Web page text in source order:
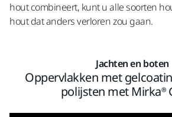
hout combineert, kunt u alle soorten
hout dat anders verloren zou gaan.
Jachten en boten
Oppervlakken met
polijsten met Mirka®